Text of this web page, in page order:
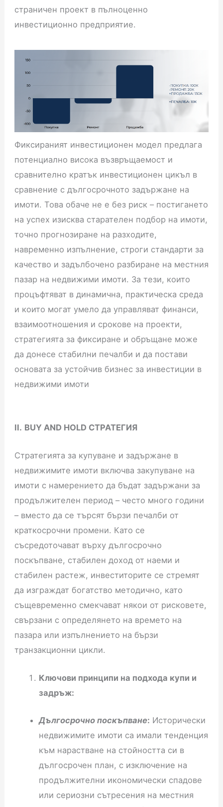
страничен проект в пълноценно
инвестиционно предприятие.
Фиксираният инвестиционен модел предлага
потенциално висока възвръщаемост и
сравнително кратък инвестиционен цикъл в
сравнение с дългосрочното задържане на
имоти. Това обаче не е без риск – постигането
на успех изисква старателен подбор на имоти,
точно прогнозиране на разходите,
навременно изпълнение, строги стандарти за
качество и задълбочено разбиране на местния
пазар на недвижими имоти. За тези, които
процъфтяват в динамична, практическа среда
и които могат умело да управляват финанси,
взаимоотношения и срокове на проекти,
стратегията за фиксиране и обръщане може
да донесе стабилни печалби и да постави
основата за устойчив бизнес за инвестиции в
недвижими имоти
II. BUY AND HOLD СТРАТЕГИЯ
Стратегията за купуване и задържане в
недвижимите имоти включва закупуване на
имоти с намерението да бъдат задържани за
продължителен период – често много години
– вместо да се търсят бързи печалби от
краткосрочни промени. Като се
съсредоточават върху дългосрочно
поскъпване, стабилен доход от наеми и
стабилен растеж, инвеститорите се стремят
да изграждат богатство методично, като
същевременно смекчават някои от рисковете,
свързани с определянето на времето на
пазара или изпълнението на бързи
транзакционни цикли.
Ключови принципи на подхода купи и
задръж:
Дългосрочно поскъпване: Исторически
недвижимите имоти са имали тенденция
към нарастване на стойността си в
дългосрочен план, с изключение на
продължителни икономически спадове
или сериозни сътресения на местния